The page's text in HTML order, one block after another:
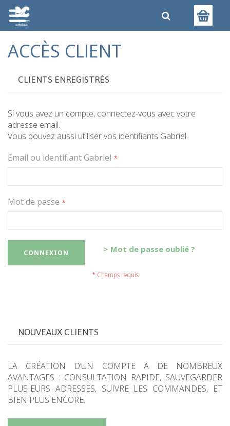
ACCÈS CLIENT
CLIENTS ENREGISTRÉS
Si vous avez un compte, connectez-vous avec votre
adresse email.
Vous pouvez aussi utiliser vos identifiants Gabriel.
Email ou identifiant Gabriel
Mot de passe
CONNEXION Mot de passe oublié ?
NOUVEAUX CLIENTS
LA CRÉATION D’UN COMPTE A DE NOMBREUX
AVANTAGES : CONSULTATION RAPIDE, SAUVEGARDER
PLUSIEURS ADRESSES, SUIVRE LES COMMANDES, ET
BIEN PLUS ENCORE.